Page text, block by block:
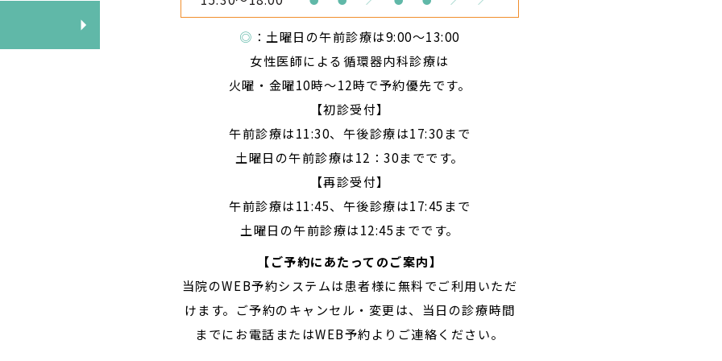
◎ ：土曜日の午前診療は9:00～13:00
女性医師による循環器内科診療は
火曜・金曜10時～12時で予約優先です。
【初診受付】
午前診療は11:30、午後診療は17:30まで
土曜日の午前診療は12：30までです。
【再診受付】
午前診療は11:45、午後診療は17:45まで
土曜日の午前診療は12:45までです。
【ご予約にあたってのご案内】
当院のWEB予約システムは患者様に無料でご利用いただ
けます。ご予約のキャンセル・変更は、当日の診療時間
までにお電話またはWEB予約よりご連絡ください。